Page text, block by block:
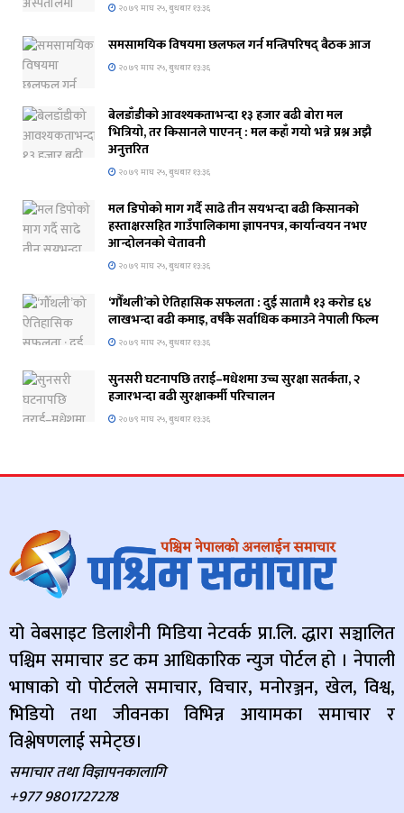
२०७९ माघ २५, बुधबार १३:३६
समसामयिक विषयमा छलफल गर्न मन्त्रिपरिषद् बैठक आज
२०७९ माघ २५, बुधबार १३:३६
बेलडाँडीको आवश्यकताभन्दा १३ हजार बढी बोरा मल
भित्रियो, तर किसानले पाएनन् : मल कहाँ गयो भन्ने प्रश्न अझै
अनुत्तरित
२०७९ माघ २५, बुधबार १३:३६
मल डिपोको माग गर्दै साढे तीन सयभन्दा बढी किसानको
हस्ताक्षरसहित गाउँपालिकामा ज्ञापनपत्र, कार्यान्वयन नभए
आन्दोलनको चेतावनी
२०७९ माघ २५, बुधबार १३:३६
‘गौँथली’को ऐतिहासिक सफलता : दुई सातामै १३ करोड ६४
लाखभन्दा बढी कमाइ, वर्षकै सर्वाधिक कमाउने नेपाली फिल्म
२०७९ माघ २५, बुधबार १३:३६
सुनसरी घटनापछि तराई–मधेशमा उच्च सुरक्षा सतर्कता, २
हजारभन्दा बढी सुरक्षाकर्मी परिचालन
२०७९ माघ २५, बुधबार १३:३६
यो वेबसाइट डिलाशैनी मिडिया नेटवर्क प्रा.लि. द्धारा सञ्चालित
पश्चिम समाचार डट कम आधिकारिक न्युज पोर्टल हो । नेपाली
भाषाको यो पोर्टलले समाचार, विचार, मनोरञ्जन, खेल, विश्व,
भिडियो तथा जीवनका विभिन्न आयामका समाचार र
विश्लेषणलाई समेट्छ।
समाचार तथा विज्ञापनकालागि
+977 9801727278